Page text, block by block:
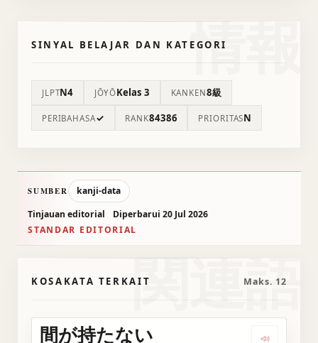
情報
SINYAL BELAJAR DAN KATEGORI
JLPTN4 JŌYŌKelas 3 KANKEN8級
PERIBAHASA✓ RANK84386 PRIORITASN
SUMBER
kanji-data
Tinjauan editorial
Diperbarui 20 Jul 2026
STANDAR EDITORIAL
関連語
KOSAKATA TERKAIT Maks. 12
間が持たない